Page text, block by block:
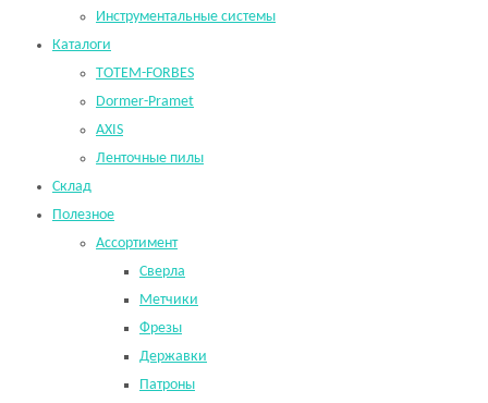
Инструментальные системы
Каталоги
TOTEM-FORBES
Dormer-Pramet
AXIS
Ленточные пилы
Склад
Полезное
Ассортимент
Сверла
Метчики
Фрезы
Державки
Патроны